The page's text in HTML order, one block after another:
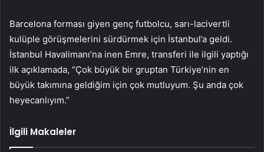
Barcelona forması giyen genç futbolcu, sarı-lacivertli
kulüple görüşmelerini sürdürmek için İstanbul’a geldi.
İstanbul Havalimanı’na inen Emre, transferi ile ilgili yaptığı
ilk açıklamada, “Çok büyük bir gruptan Türkiye’nin en
büyük takımına geldiğim için çok mutluyum. Şu anda çok
heyecanlıyım.”
İlgili Makaleler